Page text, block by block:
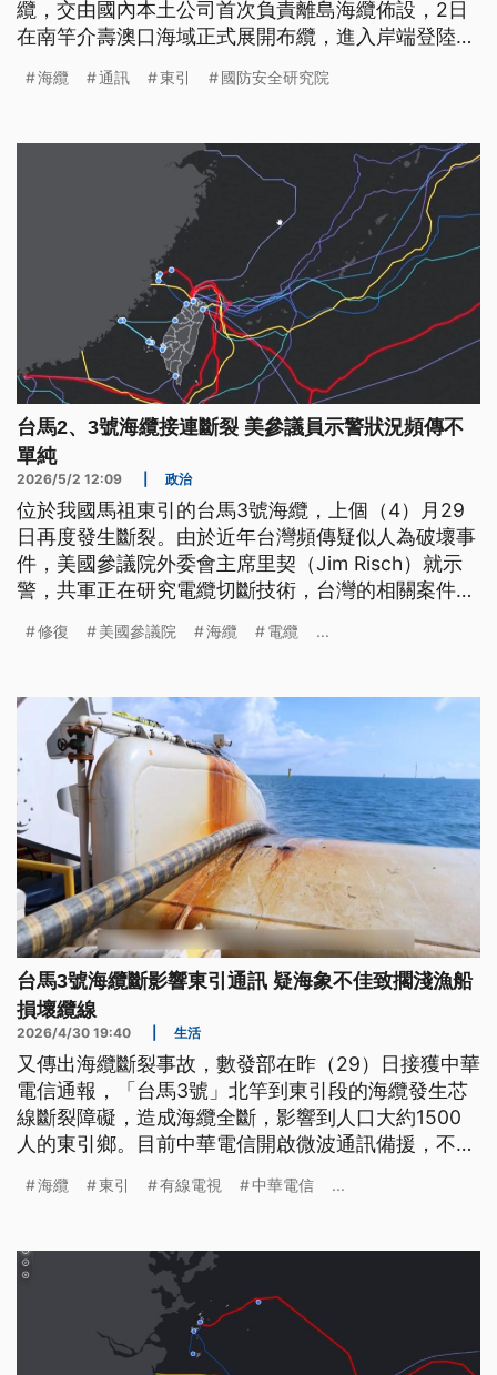
纜，交由國內本土公司首次負責離島海纜佈設，2日
在南竿介壽澳口海域正式展開布纜，進入岸端登陸階
安危機，學者認為，除了建構多層韌性，也要與第一
海纜 通訊 東引 國防安全研究院
台馬2、3號海纜接連斷裂 美參議員示警狀況頻傳不
單純
2026/5/2 12:09 政治
位於我國馬祖東引的台馬3號海纜，上個（4）月29
日再度發生斷裂。由於近年台灣頻傳疑似人為破壞事
件，美國參議院外委會主席里契（Jim Risch）就示
警，共軍正在研究電纜切斷技術，台灣的相關案件恐
自主的修復船隊，避免戰時淪為「通訊孤島」。
修復 美國參議院 海纜 電纜 ...
台馬3號海纜斷影響東引通訊 疑海象不佳致擱淺漁船
損壞纜線
2026/4/30 19:40 生活
又傳出海纜斷裂事故，數發部在昨（29）日接獲中華
電信通報，「台馬3號」北竿到東引段的海纜發生芯
線斷裂障礙，造成海纜全斷，影響到人口大約1500
人的東引鄉。目前中華電信開啟微波通訊備援，不
無法轉換設備全面斷訊中。
海纜 東引 有線電視 中華電信 ...